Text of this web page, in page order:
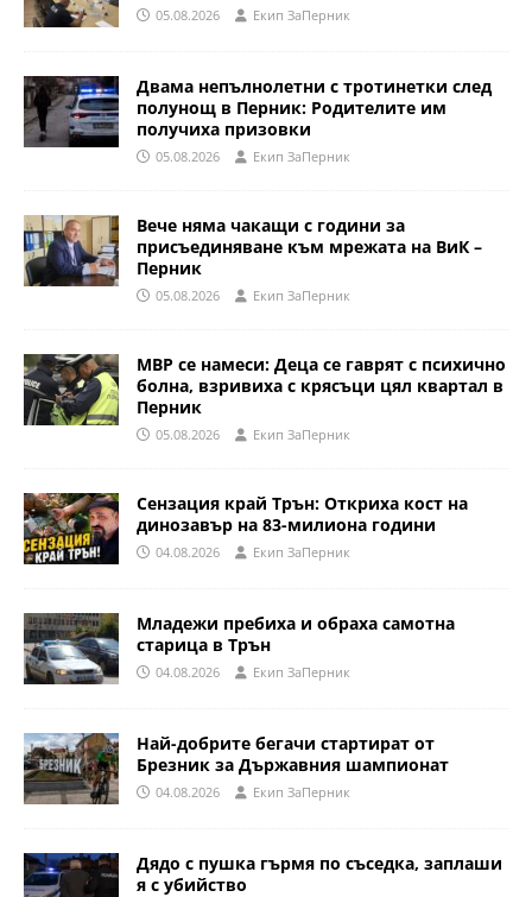
05.08.2026 Eкип ЗаПерник
Двама непълнолетни с тротинетки след
полунощ в Перник: Родителите им
получиха призовки
05.08.2026 Eкип ЗаПерник
Вече няма чакащи с години за
присъединяване към мрежата на ВиК –
Перник
05.08.2026 Eкип ЗаПерник
МВР се намеси: Деца се гаврят с психично
болна, взривиха с крясъци цял квартал в
Перник
05.08.2026 Eкип ЗаПерник
Сензация край Трън: Откриха кост на
динозавър на 83-милиона години
04.08.2026 Eкип ЗаПерник
Младежи пребиха и обраха самотна
старица в Трън
04.08.2026 Eкип ЗаПерник
Най-добрите бегачи стартират от
Брезник за Държавния шампионат
04.08.2026 Eкип ЗаПерник
Дядо с пушка гърмя по съседка, заплаши
я с убийство